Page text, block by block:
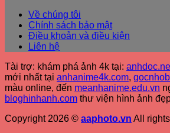
Về chúng tôi
Chính sách bảo mật
Điều khoản và điều kiện
Liên hệ
Tài trợ: khám phá ảnh 4k tại:
mới nhất tại anhanime4k.com,
màu online, đến meanhanime.edu.vn
bloghinhanh.com thư viện hình ảnh
Copyright 2026 © aaphoto.vn All